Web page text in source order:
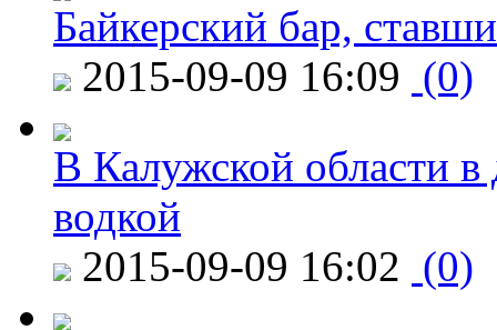
Байкерский бар,
2015-09-09 16:09 (0)
В Калужской области в
водкой
2015-09-09 16:02 (0)